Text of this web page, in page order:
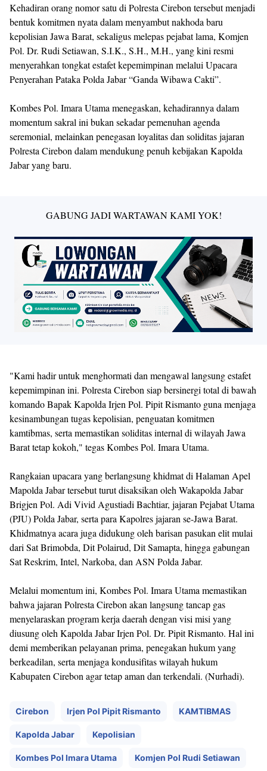
​Kehadiran orang nomor satu di Polresta Cirebon tersebut menjadi
bentuk komitmen nyata dalam menyambut nakhoda baru
kepolisian Jawa Barat, sekaligus melepas pejabat lama, Komjen
Pol. Dr. Rudi Setiawan, S.I.K., S.H., M.H., yang kini resmi
menyerahkan tongkat estafet kepemimpinan melalui Upacara
Penyerahan Pataka Polda Jabar “Ganda Wibawa Cakti”.
​Kombes Pol. Imara Utama menegaskan, kehadirannya dalam
momentum sakral ini bukan sekadar pemenuhan agenda
seremonial, melainkan penegasan loyalitas dan soliditas jajaran
Polresta Cirebon dalam mendukung penuh kebijakan Kapolda
Jabar yang baru.
GABUNG JADI WARTAWAN KAMI YOK!
​"Kami hadir untuk menghormati dan mengawal langsung estafet
kepemimpinan ini. Polresta Cirebon siap bersinergi total di bawah
komando Bapak Kapolda Irjen Pol. Pipit Rismanto guna menjaga
kesinambungan tugas kepolisian, penguatan komitmen
kamtibmas, serta memastikan soliditas internal di wilayah Jawa
Barat tetap kokoh," tegas Kombes Pol. Imara Utama.
​Rangkaian upacara yang berlangsung khidmat di Halaman Apel
Mapolda Jabar tersebut turut disaksikan oleh Wakapolda Jabar
Brigjen Pol. Adi Vivid Agustiadi Bachtiar, jajaran Pejabat Utama
(PJU) Polda Jabar, serta para Kapolres jajaran se-Jawa Barat.
Khidmatnya acara juga didukung oleh barisan pasukan elit mulai
dari Sat Brimobda, Dit Polairud, Dit Samapta, hingga gabungan
Sat Reskrim, Intel, Narkoba, dan ASN Polda Jabar.
​Melalui momentum ini, Kombes Pol. Imara Utama memastikan
bahwa jajaran Polresta Cirebon akan langsung tancap gas
menyelaraskan program kerja daerah dengan visi misi yang
diusung oleh Kapolda Jabar Irjen Pol. Dr. Pipit Rismanto. Hal ini
demi memberikan pelayanan prima, penegakan hukum yang
berkeadilan, serta menjaga kondusifitas wilayah hukum
Kabupaten Cirebon agar tetap aman dan terkendali. (Nurhadi).
Cirebon Irjen Pol Pipit Rismanto KAMTIBMAS
Kapolda Jabar Kepolisian
Kombes Pol Imara Utama Komjen Pol Rudi Setiawan